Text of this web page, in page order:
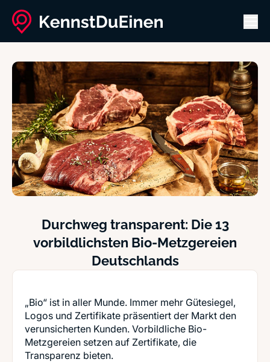
Durchweg transparent: Die 13
vorbildlichsten Bio-Metzgereien
Deutschlands
„Bio“ ist in aller Munde. Immer mehr Gütesiegel,
Logos und Zertifikate präsentiert der Markt den
verunsicherten Kunden. Vorbildliche Bio-
Metzgereien setzen auf Zertifikate, die